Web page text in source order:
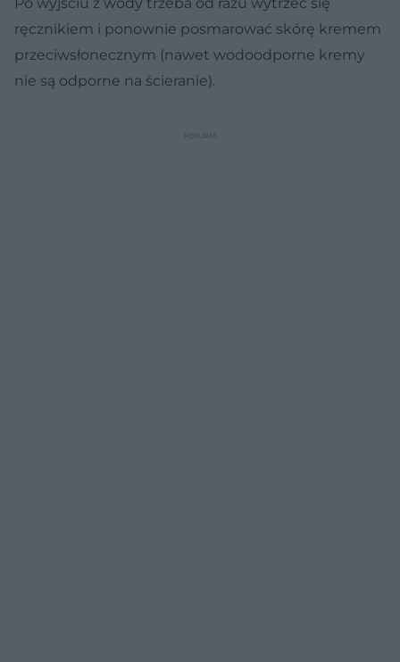
ręcznikiem i ponownie posmarować skórę kremem
przeciwsłonecznym (nawet wodoodporne kremy
nie są odporne na ścieranie).